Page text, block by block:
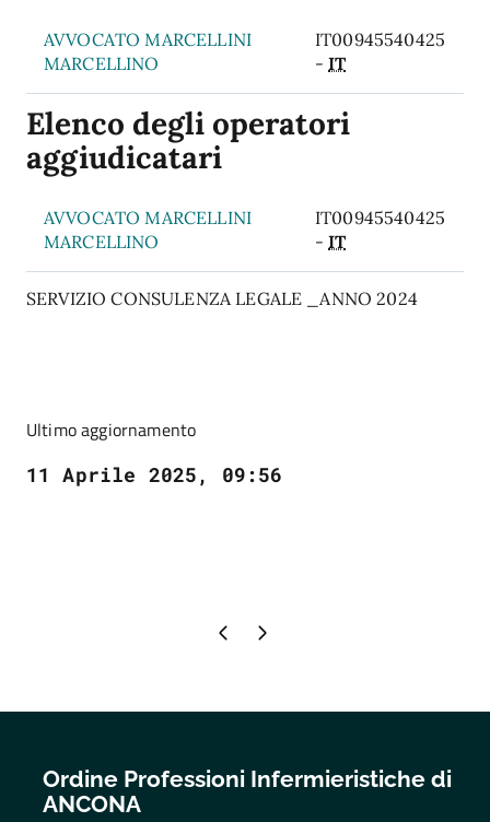
AVVOCATO MARCELLINI
MARCELLINO
IT00945540425
-IT
Elenco degli operatori
aggiudicatari
AVVOCATO MARCELLINI
MARCELLINO
IT00945540425
-IT
SERVIZIO CONSULENZA LEGALE _ANNO 2024
Ultimo aggiornamento
11 Aprile 2025, 09:56
Pagina precedente
Pagina successiva
Ordine Professioni Infermieristiche di
ANCONA